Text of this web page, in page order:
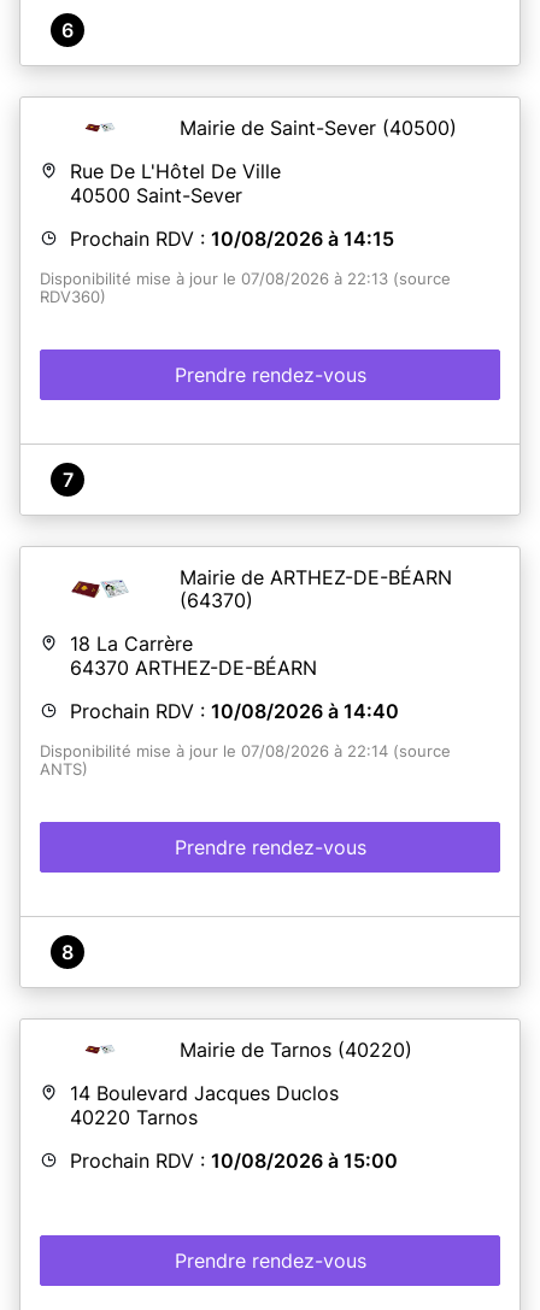
6
Mairie de Saint-Sever (40500)
Rue De L'Hôtel De Ville
40500 Saint-Sever
Prochain RDV : 10/08/2026 à 14:15
Disponibilité mise à jour le 07/08/2026 à 22:13 (source
RDV360)
Prendre rendez-vous
7
Mairie de ARTHEZ-DE-BÉARN
(64370)
18 La Carrère
64370 ARTHEZ-DE-BÉARN
Prochain RDV : 10/08/2026 à 14:40
Disponibilité mise à jour le 07/08/2026 à 22:14 (source
ANTS)
Prendre rendez-vous
8
Mairie de Tarnos (40220)
14 Boulevard Jacques Duclos
40220 Tarnos
Prochain RDV : 10/08/2026 à 15:00
Prendre rendez-vous